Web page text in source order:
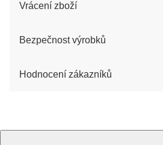
Vrácení zboží
Bezpečnost výrobků
Hodnocení zákazníků